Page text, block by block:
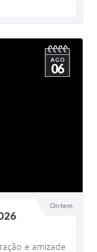
Ontem
AGO
06
e amizade